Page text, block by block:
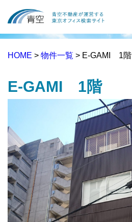
HOME > 物件一覧 > E-GAMI 1階
E-GAMI 1階